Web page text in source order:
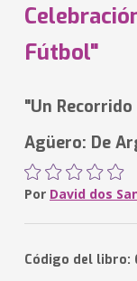
Fútbol"
"Un
Agüero: De
Por David dos
Código del libro: